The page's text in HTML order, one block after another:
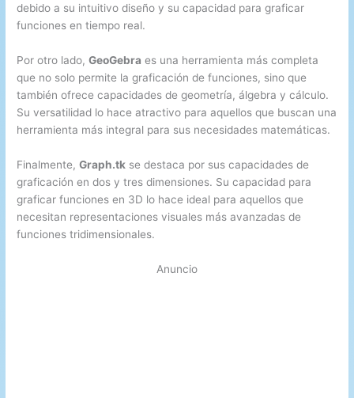
debido a su intuitivo diseño y su capacidad para graficar
funciones en tiempo real.
Por otro lado,GeoGebra es una herramienta más completa
que no solo permite la graficación de funciones, sino que
también ofrece capacidades de geometría, álgebra y cálculo.
Su versatilidad lo hace atractivo para aquellos que buscan una
herramienta más integral para sus necesidades matemáticas.
Finalmente,Graph.tk se destaca por sus capacidades de
graficación en dos y tres dimensiones. Su capacidad para
graficar funciones en 3D lo hace ideal para aquellos que
necesitan representaciones visuales más avanzadas de
funciones tridimensionales.
Anuncio